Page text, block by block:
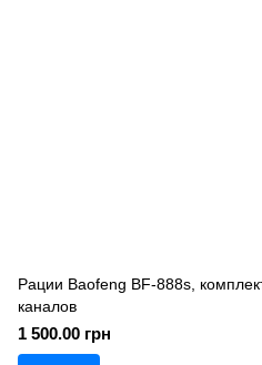
Рации Baofeng BF-888s,
каналов
1 500.00 грн